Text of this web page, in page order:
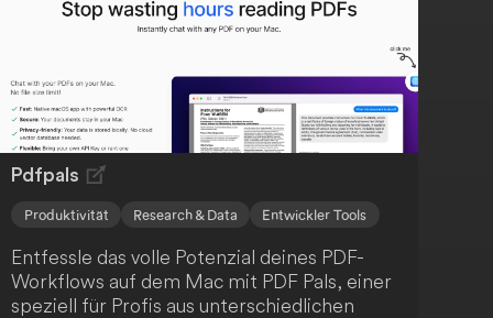
Shop für technologische Lösungen, die
sowohl für Start-ups als auch etablierte
Firmen relevant sind. Mit der transparenten
und zugänglichen Preisgestaltung können
Kunden von den vielfältigen Möglichkeiten
profitieren.
Pdfpals
Produktivität Research & Data Entwickler Tools
Entfessle das volle Potenzial deines PDF-
Workflows auf dem Mac mit PDF Pals, einer
speziell für Profis aus unterschiedlichen